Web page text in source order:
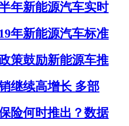
年新能源汽车实时
年新能源汽车标准
策鼓励新能源车推
继续高增长 多部
险何时推出？数据